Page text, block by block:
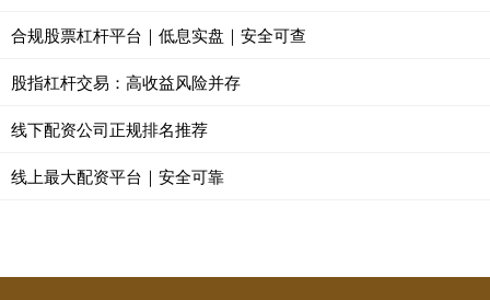
合规股票杠杆平台｜低息实盘｜安全可查
股指杠杆交易：高收益风险并存
线下配资公司正规排名推荐
线上最大配资平台｜安全可靠